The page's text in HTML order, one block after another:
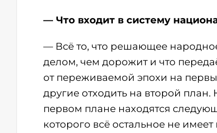
— Что входит в систему
— Всё то, что решающее
делом, чем дорожит и что
от переживаемой эпохи на
другие отходить на второй
первом плане находятся
которого всё остальное не